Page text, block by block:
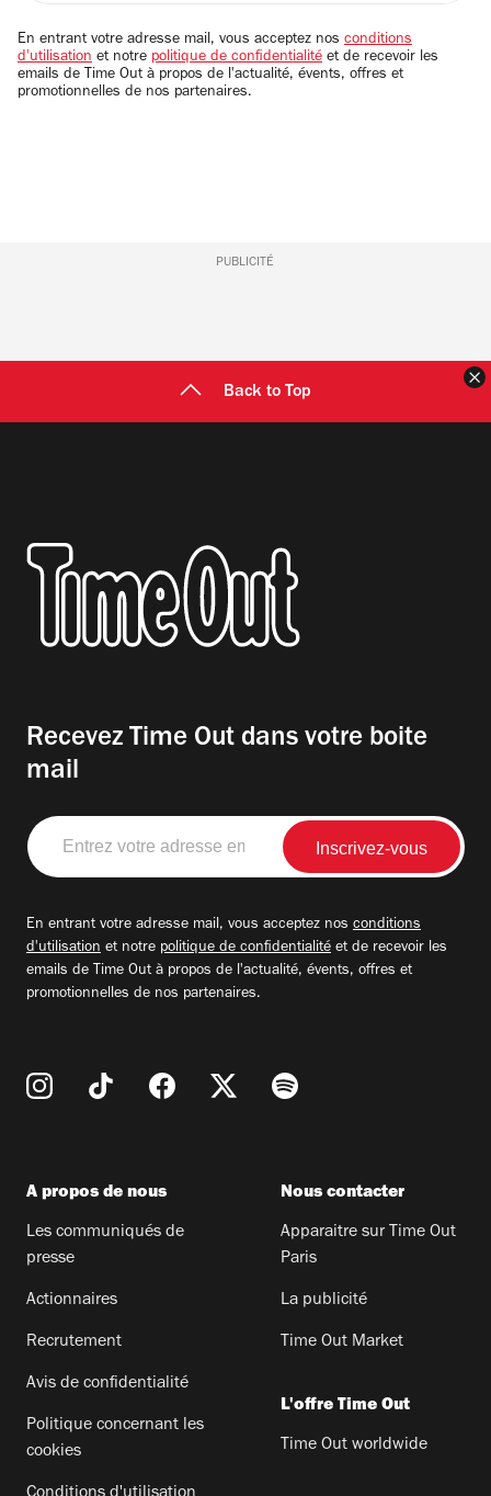
email
En entrant votre adresse mail, vous acceptez nos conditions
d'utilisation et notre politique de confidentialité et de recevoir les
emails de Time Out à propos de l'actualité, évents, offres et
promotionnelles de nos partenaires.
PUBLICITÉ
Back to Top
Recevez Time Out dans votre boite
mail
Entrez
votre
adresse
En entrant votre adresse mail, vous acceptez nos conditions
d'utilisation et notre politique de confidentialité et de recevoir les
emails de Time Out à propos de l'actualité, évents, offres et
promotionnelles de nos partenaires.
A propos de nous
Les communiqués de
presse
Actionnaires
Recrutement
Avis de confidentialité
Politique concernant les
cookies
Nous contacter
Apparaitre sur Time Out
Paris
La publicité
Time Out Market
L'offre Time Out
Time Out worldwide